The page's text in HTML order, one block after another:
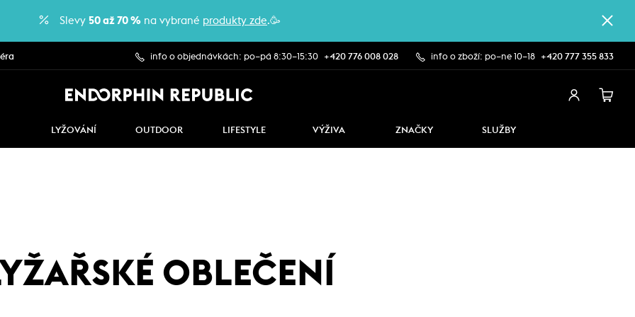
Slevy 50 až 70 % na vybrané produkty zde.🥳
info o objednávkách: po–pá 8:30–15:30 +420 776 008 028 info o zboží: po–ne 10–18 +420 777 355 833
LYŽOVÁNÍ OUTDOOR LIFESTYLE VÝŽIVA ZNAČKY SLUŽBY
OBLEČENÍ